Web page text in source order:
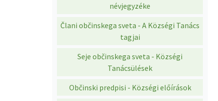
névjegyzéke
Člani občinskega sveta - A Községi Tanács
tagjai
Seje občinskega sveta - Községi
Tanácsülések
Občinski predpisi - Községi előírások